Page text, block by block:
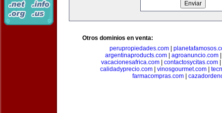
Otros dominios en venta:
perupropiedades.com
argentinaproducts.com| agroanuncio.com
vacacionesafrica.com| contactosycitas.com|
calidadyprecio.com
vinosgourmet.com
farmacompras.com|